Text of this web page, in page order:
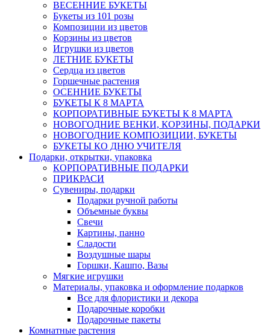
ВЕСЕННИЕ БУКЕТЫ
Букеты из 101 розы
Композиции из цветов
Корзины из цветов
Игрушки из цветов
ЛЕТНИЕ БУКЕТЫ
Сердца из цветов
Горшечные растения
ОСЕННИЕ БУКЕТЫ
БУКЕТЫ К 8 МАРТА
КОРПОРАТИВНЫЕ БУКЕТЫ К 8 МАРТА
НОВОГОДНИЕ ВЕНКИ, КОРЗИНЫ, ПОДАРКИ
НОВОГОДНИЕ КОМПОЗИЦИИ, БУКЕТЫ
БУКЕТЫ КО ДНЮ УЧИТЕЛЯ
Подарки, открытки, упаковка
КОРПОРАТИВНЫЕ ПОДАРКИ
ПРИКРАСИ
Сувениры, подарки
Подарки ручной работы
Объемные буквы
Свечи
Картины, панно
Сладости
Воздушные шары
Горшки, Кашпо, Вазы
Мягкие игрушки
Материалы, упаковка и оформление подарков
Все для флористики и декора
Подарочные коробки
Подарочные пакеты
Комнатные растения